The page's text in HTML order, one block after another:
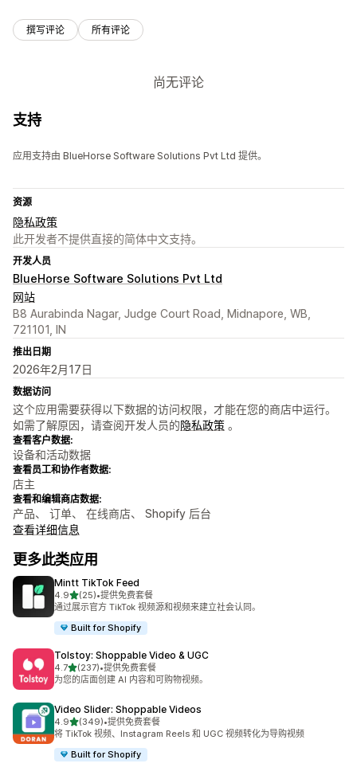
撰写评论 所有评论
尚无评论
支持
应用支持由 BlueHorse Software Solutions Pvt Ltd 提供。
资源
隐私政策
此开发者不提供直接的简体中文支持。
开发人员
BlueHorse Software Solutions Pvt Ltd
网站
B8 Aurabinda Nagar, Judge Court Road, Midnapore, WB,
721101, IN
推出日期
2026年2月17日
数据访问
这个应用需要获得以下数据的访问权限，才能在您的商店中运行。
如需了解原因，请查阅开发人员的隐私政策 。
查看客户数据:
设备和活动数据
查看员工和协作者数据:
店主
查看和编辑商店数据:
产品、 订单、 在线商店、 Shopify 后台
查看详细信息
更多此类应用
Mintt TikTok Feed
4.9星（满分 5 星）
(25)
总共 25 条评论
•提供免费套餐
通过展示官方 TikTok 视频源和视频来建立社会认同。
Built for Shopify
Tolstoy: Shoppable Video & UGC
4.7星（满分 5 星）
(237)
总共 237 条评论
•提供免费套餐
为您的店面创建 AI 内容和可购物视频。
Video Slider: Shoppable Videos
4.9星（满分 5 星）
(349)
总共 349 条评论
•提供免费套餐
将 TikTok 视频、Instagram Reels 和 UGC 视频转化为导购视频
Built for Shopify